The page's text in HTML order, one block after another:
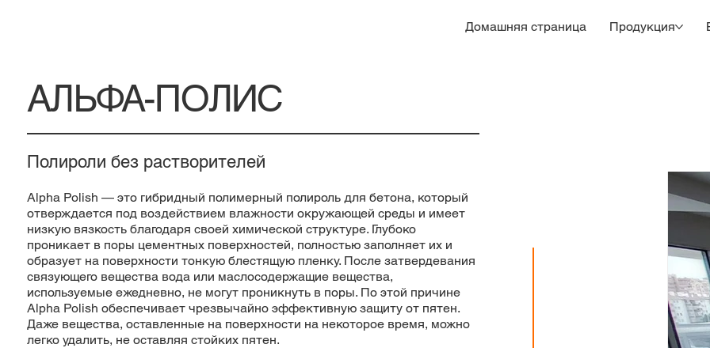
Домашняя страница Продукция
АЛЬФА-ПОЛИС
Полироли без растворителей
Alpha Polish — это гибридный полимерный полироль для бетона, который
отверждается под воздействием влажности окружающей среды и имеет
низкую вязкость благодаря своей химической структуре. Глубоко
проникает в поры цементных поверхностей, полностью заполняет их и
образует на поверхности тонкую блестящую пленку. После затвердевания
связующего вещества вода или маслосодержащие вещества,
используемые ежедневно, не могут проникнуть в поры. По этой причине
Alpha Polish обеспечивает чрезвычайно эффективную защиту от пятен.
Даже вещества, оставленные на поверхности на некоторое время, можно
легко удалить, не оставляя стойких пятен.